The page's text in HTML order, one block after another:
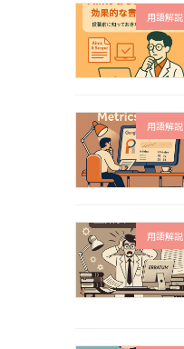
用語解説
用語解説
用語解説